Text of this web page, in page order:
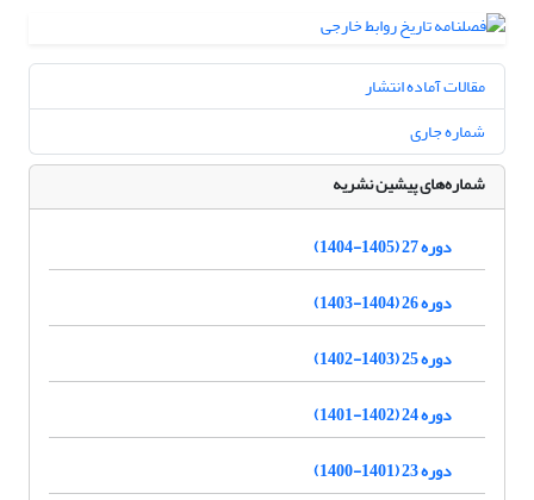
مقالات آماده انتشار
شماره جاری
شماره‌های پیشین نشریه
دوره 27 (1405-1404)
دوره 26 (1404-1403)
دوره 25 (1403-1402)
دوره 24 (1402-1401)
دوره 23 (1401-1400)